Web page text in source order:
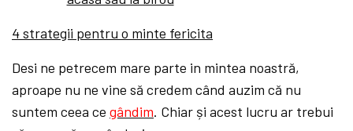
4 strategii pentru o minte fericita
Desi ne petrecem mare parte in mintea noastră,
aproape nu ne vine să credem când auzim că nu
suntem ceea cegândim. Chiar și acest lucru ar trebui